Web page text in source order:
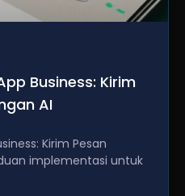
Business: Kirim
AI
Kirim Pesan
implementasi untuk